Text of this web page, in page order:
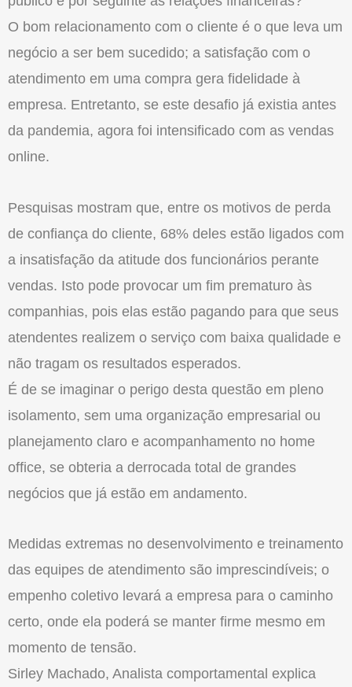
O bom relacionamento com o cliente é o que leva um
negócio a ser bem sucedido; a satisfação com o
atendimento em uma compra gera fidelidade à
empresa. Entretanto, se este desafio já existia antes
da pandemia, agora foi intensificado com as vendas
online.
Pesquisas mostram que, entre os motivos de perda
de confiança do cliente, 68% deles estão ligados com
a insatisfação da atitude dos funcionários perante
vendas. Isto pode provocar um fim prematuro às
companhias, pois elas estão pagando para que seus
atendentes realizem o serviço com baixa qualidade e
não tragam os resultados esperados.
É de se imaginar o perigo desta questão em pleno
isolamento, sem uma organização empresarial ou
planejamento claro e acompanhamento no home
office, se obteria a derrocada total de grandes
negócios que já estão em andamento.
Medidas extremas no desenvolvimento e treinamento
das equipes de atendimento são imprescindíveis; o
empenho coletivo levará a empresa para o caminho
certo, onde ela poderá se manter firme mesmo em
momento de tensão.
Sirley Machado, Analista comportamental explica